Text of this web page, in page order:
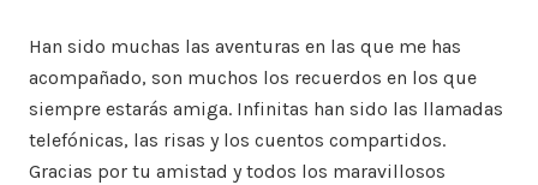
Han sido muchas las aventuras en las que me has
acompañado, son muchos los recuerdos en los que
siempre estarás amiga. Infinitas han sido las llamadas
telefónicas, las risas y los cuentos compartidos.
Gracias por tu amistad y todos los maravillosos